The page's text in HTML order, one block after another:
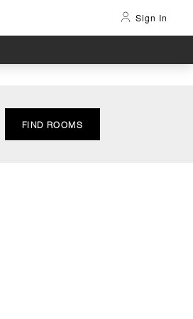
Sign In
FIND ROOMS